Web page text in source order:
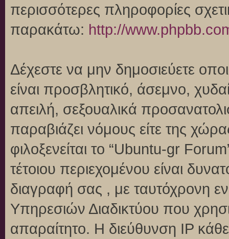
περισσότερες πληροφορίες
παρακάτω: http://
Δέχεστε να μην δημοσιεύετε
είναι προσβλητικό, άσεμνο,
απειλή, σεξουαλικά
παραβιάζει νόμους είτε της
φιλοξενείται το “Ubuntu-gr
τέτοιου περιεχομένου είναι
διαγραφή σας , με ταυτόχρονη
Υπηρεσιών Διαδικτύου που
απαραίτητο. Η διεύθυνση IP